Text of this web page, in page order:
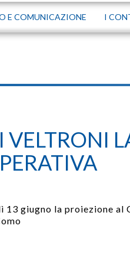
E COMUNICAZIONE I
13 giugno la proiezione al